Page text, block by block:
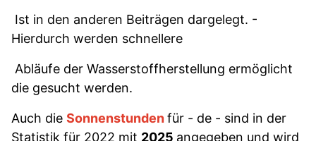
Ist in den anderen Beiträgen dargelegt. -
Hierdurch werden schnellere
Abläufe der Wasserstoffherstellung ermöglicht
die gesucht werden.
Auch die Sonnenstundenfür - de - sind in der
Statistik für 2022 mit 2025 angegeben und wird